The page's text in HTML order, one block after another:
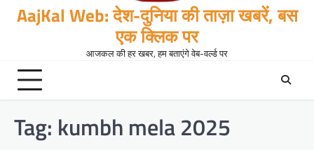
AajKal Web: देश-दुनिया की ताज़ा खबरें, बस
एक क्लिक पर
आजकल की हर खबर, हम बताएंगे वेब-वर्ल्ड पर
Tag: kumbh mela 2025